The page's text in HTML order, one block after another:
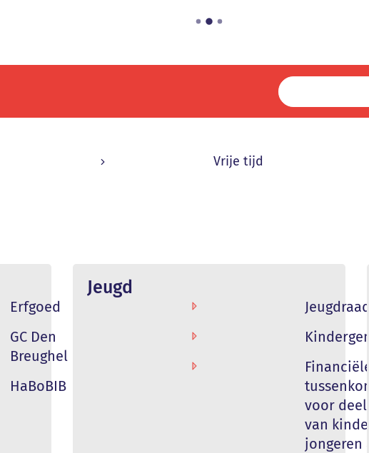
Vrije tijd
Erfgoed
GC Den
Breughel
HaBoBIB
Jeugd
Jeugdraad
Financiële
voor
van
jongeren